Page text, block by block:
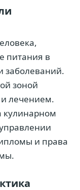
питания в
заболеваний.
зоной
и лечением.
кулинарном
и права